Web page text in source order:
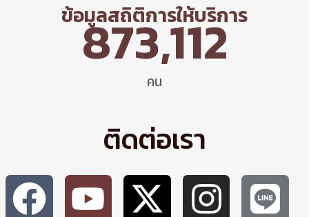
ข้อมูลสถิติการให้บริการ
คน
873,112
ติดต่อเรา